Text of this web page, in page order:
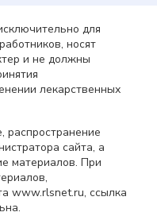
для
носят
и не должны
лекарственных
распространение
сайта, а
материалов. При
www.rlsnet.ru, ссылка